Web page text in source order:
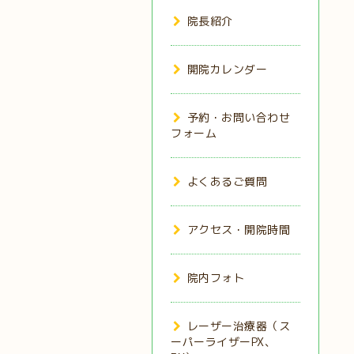
院長紹介
開院カレンダー
予約・お問い合わせ
フォーム
よくあるご質問
アクセス・開院時間
院内フォト
レーザー治療器（ス
ーパーライザーPX、